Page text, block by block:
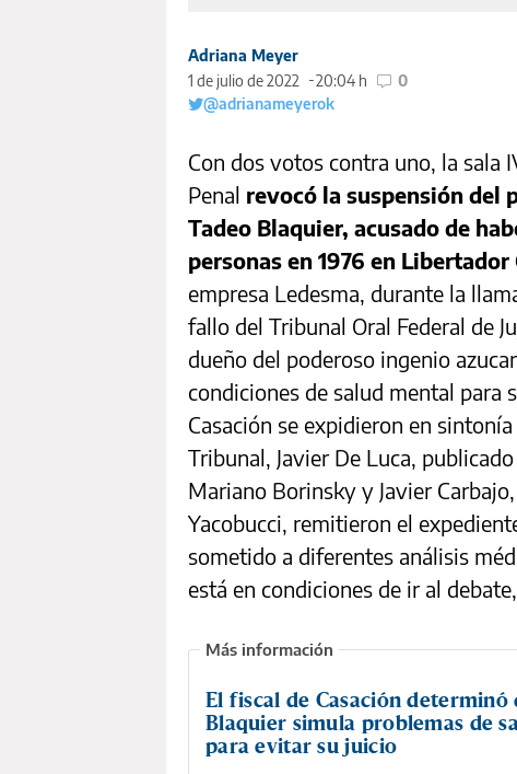
Adriana Meyer
1 de julio de 2022
20:04 h
0
@adrianameyerok
Con dos votos contra uno, la sala
Penal revocó la suspensión del
Tadeo Blaquier, acusado de
personas en 1976 en
empresa Ledesma, durante la
fallo del Tribunal Oral Federal de
dueño del poderoso ingenio
condiciones de salud mental para
Casación se expidieron en
Tribunal, Javier De Luca,
Mariano Borinsky y Javier
Yacobucci, remitieron el
sometido a diferentes análisis
está en condiciones de ir al
El fiscal de Casación determinó
Blaquier simula problemas de
para evitar su juicio